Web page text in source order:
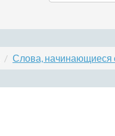
Слова, начинающиеся